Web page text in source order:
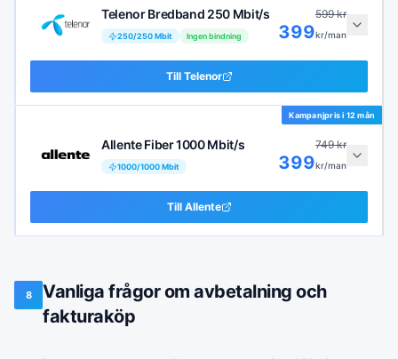
Telenor Bredband 250 Mbit/s
250/250Mbit Ingen bindning
599kr
399kr/man
Till Telenor
Kampanjpris i 12 mån
Allente Fiber 1000 Mbit/s
1000/1000Mbit
749kr
399kr/man
Till Allente
8
Vanliga frågor om avbetalning och
fakturaköp